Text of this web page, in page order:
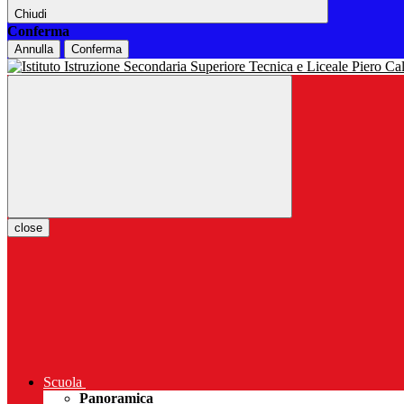
Chiudi
Conferma
Annulla Conferma
close
Scuola
Panoramica